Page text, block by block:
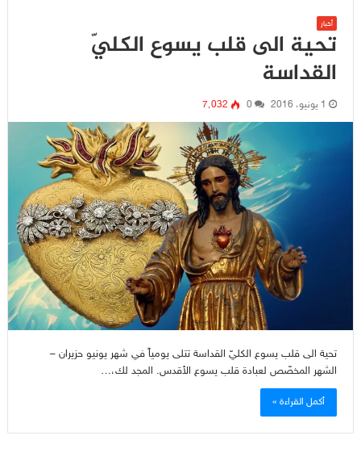
أخبار
تحية الى قلب يسوع الكليّ
القداسة
1 يونيو، 2016 0 7٬032
تحية الى قلب يسوع الكليّ القداسة تتلى يومياً في شهر يونيو حزيران –
الشهر المخصّص لعبادة قلب يسوع الأقدس. المجد لك،…
أكمل القراءة »